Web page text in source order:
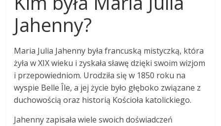
Jahenny?
Maria Julia Jahenny była francuską mistyczką, która
żyła w XIX wieku i zyskała sławę dzięki swoim wizjom
i przepowiedniom. Urodziła się w 1850 roku na
wyspie Belle Île, a jej życie było głęboko związane z
duchowością oraz historią Kościoła katolickiego.
Jahenny zapisała wiele swoich doświadczeń